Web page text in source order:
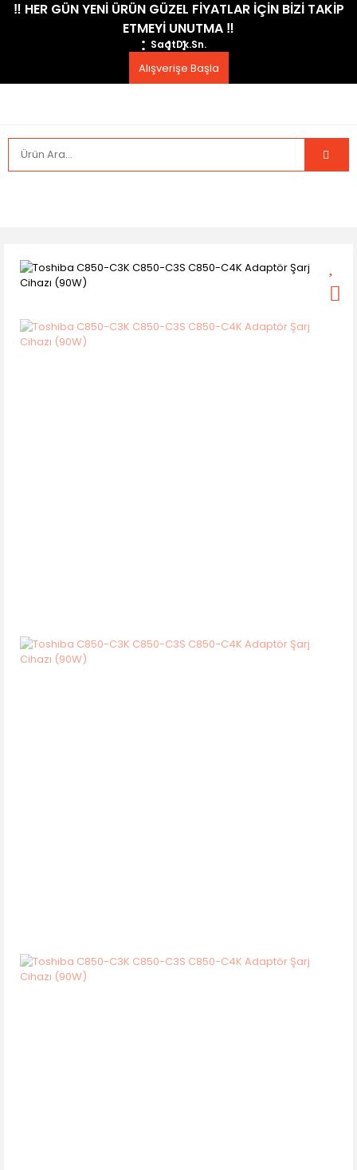
​‼️​ HER GÜN YENİ ÜRÜN GÜZEL FİYATLAR İÇİN BİZİ TAKİP
ETMEYİ UNUTMA ​‼️​
SaatDk.Sn.
Alışverişe Başla